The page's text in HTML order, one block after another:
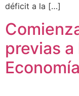
déficit a la […]
previas